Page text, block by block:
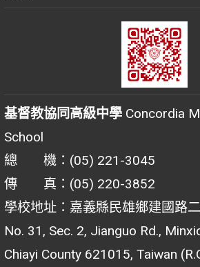
基督教協同高級中學 Concordia
School
總 機：(05) 221-3045
傳 真：(05) 220-3852
學校地址：嘉義縣民雄鄉建國路
No. 31, Sec. 2, Jianguo Rd.,
Chiayi County 621015, Taiwan